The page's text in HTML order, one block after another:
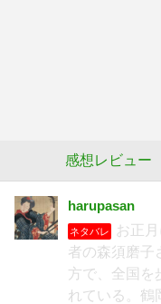
感想レビュー
harupasan
ネタバレ
お正
者の森須磨子
方で、全国を
れている。鶴